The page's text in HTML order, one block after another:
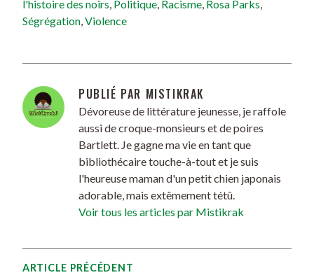
l'histoire des noirs Politique Racisme Rosa Parks
Ségrégation Violence
PUBLIÉ PAR MISTIKRAK
Dévoreuse de littérature jeunesse, je raffole
aussi de croque-monsieurs et de poires
Bartlett. Je gagne ma vie en tant que
bibliothécaire touche-à-tout et je suis
l'heureuse maman d'un petit chien japonais
adorable, mais extêmement tétû.
Voir tous les articles par Mistikrak
ARTICLE PRÉCÉDENT